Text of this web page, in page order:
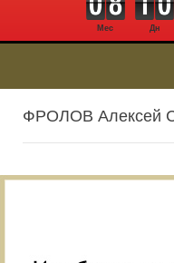
Мес Дн
ФРОЛОВ Алексей